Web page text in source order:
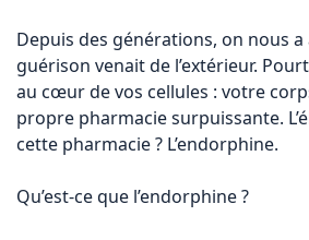
Depuis des générations, on nous
guérison venait de l’extérieur.
au cœur de vos cellules : votre
propre pharmacie surpuissante.
cette pharmacie ? L’endorphine.
Qu’est-ce que l’endorphine ?